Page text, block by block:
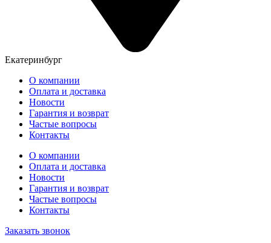
Екатеринбург
О компании
Оплата и доставка
Новости
Гарантия и возврат
Частые вопросы
Контакты
О компании
Оплата и доставка
Новости
Гарантия и возврат
Частые вопросы
Контакты
Заказать звонок